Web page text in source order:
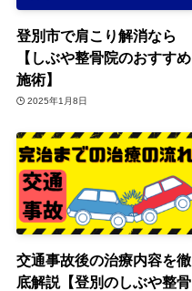
登別市で肩こり解消なら
【しぶや整骨院のおすすめ
施術】
2025年1月8日
交通事故後の治療内容を徹
底解説【登別のしぶや整骨